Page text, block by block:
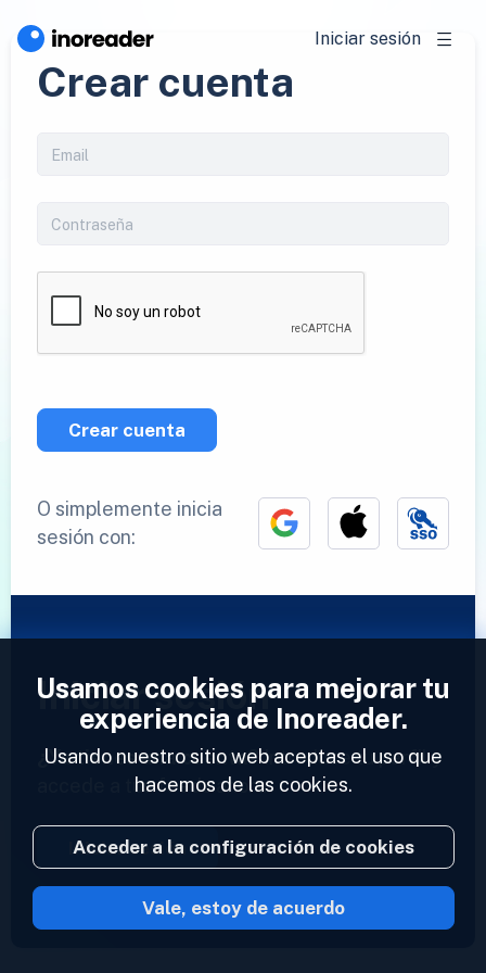
Iniciar sesión
Crear cuenta
Crear cuenta
O simplemente inicia
sesión con:
Iniciar sesión
¿Ya tienes una cuenta?Introduce tu perfil y
accede a tus feeds ahora.
Iniciar sesión
2023 © Inoreader
Usamos cookies para mejorar tu
experiencia de Inoreader.
Usando nuestro sitio web aceptas el uso que
hacemos de las cookies.
Acceder a la configuración de cookies
Vale, estoy de acuerdo